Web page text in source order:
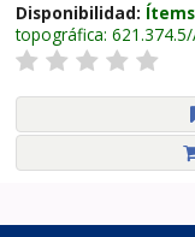
Disponibilidad:
topográfica: